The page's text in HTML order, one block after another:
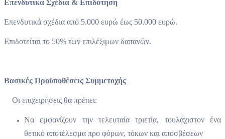
Επενδυτικά Σχέδια & Επιδότηση
Επενδυτικά σχέδια από 5.000 ευρώ έως 50.000 ευρώ.
Επιδοτείται το 50% των επιλέξιμων δαπανών.
Βασικές Προϋποθέσεις Συμμετοχής
Οι επιχειρήσεις θα πρέπει:
Να εμφανίζουν την τελευταία τριετία, τουλάχιστον ένα
θετικό αποτέλεσμα προ φόρων, τόκων και αποσβέσεων